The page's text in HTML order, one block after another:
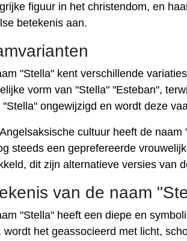
figuur in het christendom, en
betekenis aan.
"Stella" kent verschillende
vorm van "Stella" "Esteban",
"Stella" ongewijzigd en wordt deze
cultuur heeft de
steeds een geprefereerde
dit zijn alternatieve versies van
van de naam
"Stella" heeft een diepe en
wordt het geassocieerd met licht,